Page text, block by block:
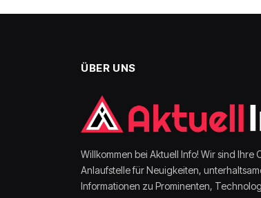
ÜBER UNS
Willkommen bei Aktuell Info! Wir sind Ihre
Anlaufstelle für Neuigkeiten,
Informationen zu Prominenten,